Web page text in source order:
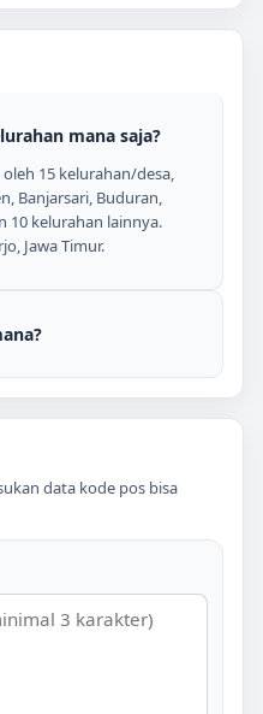
mana saja?
15 kelurahan/desa,
Banjarsari, Buduran,
10 kelurahan lainnya.
Jawa Timur.
data kode pos bisa